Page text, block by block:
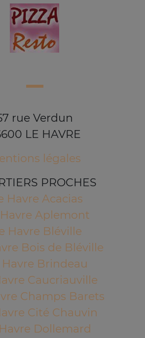
rue Verdun
LE HAVRE
légales
PROCHES
Havre Acacias
Aplemont
Havre Bléville
Bois de Bléville
Havre Brindeau
Caucriauville
Champs Barets
Cité Chauvin
Dollemard